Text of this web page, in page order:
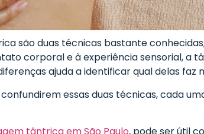
são duas técnicas bastante
corporal e à experiência sensorial, a
ajuda a identificar qual delas faz
essas duas técnicas, cada